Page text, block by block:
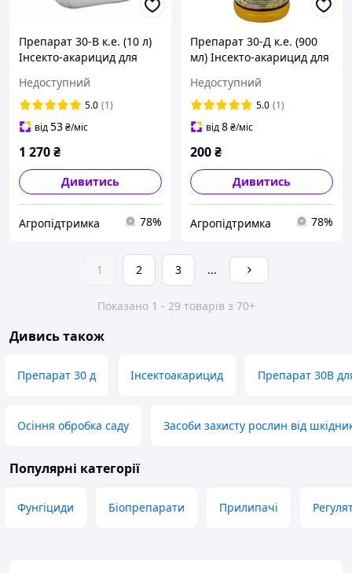
Препарат 30-В к.е. (10 л)
Інсекто-акарицид для
Недоступний
5.0 (1)
від53₴/міс
1 270₴
Дивитись
Агропідтримка 78%
Препарат 30-Д к.е. (900
мл) Інсекто-акарицид для
Недоступний
5.0 (1)
від8₴/міс
200₴
Дивитись
Агропідтримка 78%
1 2 3 ...
Показано 1 - 29 товарів з 70+
Дивись також
Препарат 30 д Інсектоакарицид Препарат 30В
Осіння обробка саду Засоби захисту рослин від
Популярні категорії
Фунгіциди Біопрепарати Прилипачі